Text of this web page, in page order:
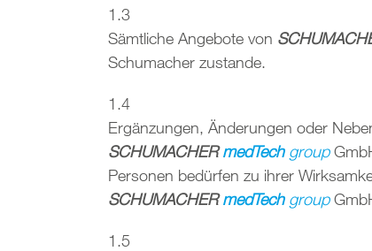
1.3
Sämtliche Angebote von
Schumacher zustande.
1.4
Ergänzungen, Änderungen oder
SCHUMACHERmedTechgroup
Personen bedürfen zu ihrer
SCHUMACHERmedTechgroup
1.5